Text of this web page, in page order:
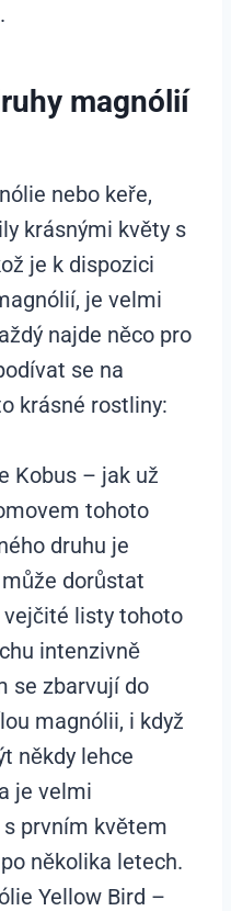
magnólií
nebo keře,
krásnými květy s
je k dispozici
je velmi
najde něco pro
se na
krásné rostliny:
Kobus – jak už
tohoto
druhu je
dorůstat
vejčité listy tohoto
intenzivně
se zbarvují do
magnólii, i když
někdy lehce
je velmi
prvním květem
několika letech.
Yellow Bird –